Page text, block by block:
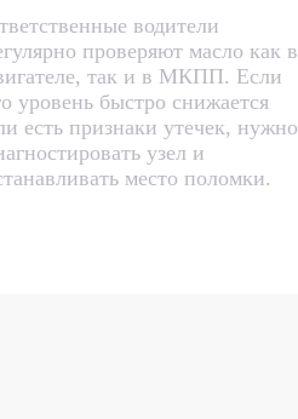
водители
проверяют масло как в
так и в МКПП. Если
уровень быстро снижается
есть признаки утечек, нужно
узел и
место поломки.